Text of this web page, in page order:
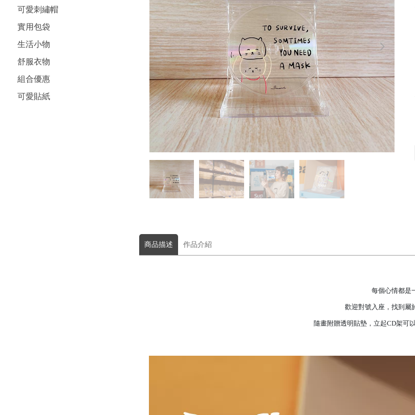
可愛刺繡帽
實用包袋
生活小物
舒服衣物
組合優惠
可愛貼紙
商品描述 作品介紹
每個心情都是
歡迎對號入座，找到屬
隨畫附贈透明貼墊，立起CD架可